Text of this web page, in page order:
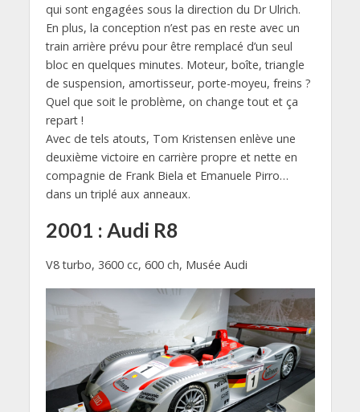
qui sont engagées sous la direction du Dr Ulrich.
En plus, la conception n’est pas en reste avec un
train arrière prévu pour être remplacé d’un seul
bloc en quelques minutes. Moteur, boîte, triangle
de suspension, amortisseur, porte-moyeu, freins ?
Quel que soit le problème, on change tout et ça
repart !
Avec de tels atouts, Tom Kristensen enlève une
deuxième victoire en carrière propre et nette en
compagnie de Frank Biela et Emanuele Pirro…
dans un triplé aux anneaux.
2001 : Audi R8
V8 turbo, 3600 cc, 600 ch, Musée Audi